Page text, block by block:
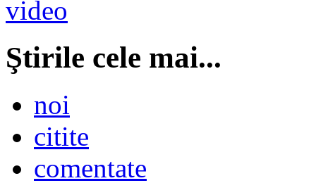
Ştirile cele mai...
noi
citite
comentate